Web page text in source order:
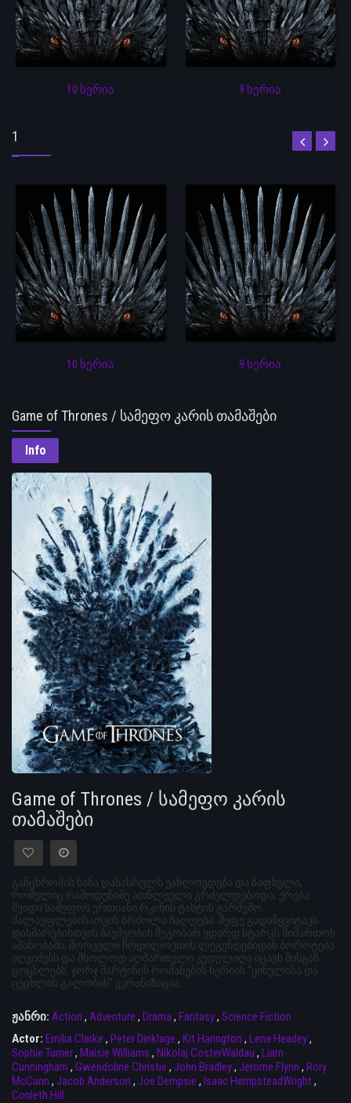
10 სერია 9 სერია
1
10 სერია 9 სერია
Game of Thrones / სამეფო კარის თამაშები
Info
Game of Thrones / სამეფო კარის
თამაშები
განცხრომის ხანა დასასრულს უახლოვდება და ზაფხული,
რომელიც რამოდენიმე ათწლეული გრძელდებოდა, ქრება.
შვიდი სამეფოს ერთიანი რკინის ტახტის გარშემო
ძალაუფლებისათვის ბრძოლა ჩაღდება. მეფე გადაწყვიტავს
დახმარებისთვის ბავშვობის მეგობარ ედარდ სტარკს მიმართოს.
ამასობაში, შორეული ჩრდილოეთის ლეგენდებიდან ბოროტება
იღვიძებს და მხოლოდ აღმართული კედელიღა იცავს მისგან
ცოცხლებს. ჯორჯ მარტინის რომანების სერიის “ყინულისა და
ცეცხლის გალობის” ეკრანიზაცია…
ჟანრი: Action , Adventure , Drama, Fantasy, Science Fiction
Actor: Emilia Clarke , Peter Dinklage , Kit Harington , Lena Headey,
Sophie Turner, Maisie Williams , Nikolaj CosterWaldau , Liam
Cunningham , Gwendoline Christie , John Bradley, Jerome Flynn , Rory
McCann , Jacob Anderson , Joe Dempsie , Isaac HempsteadWright,
Conleth Hill